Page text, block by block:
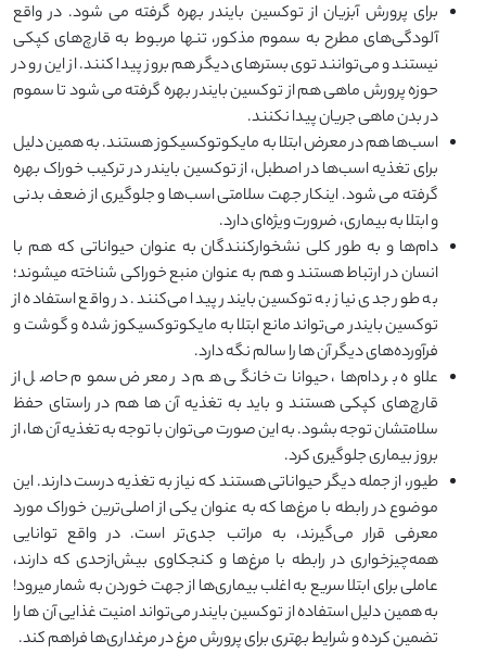
برای پرورش آبزیان از توکسین بایندر بهره گرفته می شود. در واقع
آلودگی‌های مطرح به سموم مذکور، تنها مربوط به قارچ‌های کپکی
نیستند و می‌توانند توی بسترهای دیگر هم بروز پیدا کنند. از این رو در
حوزه پرورش ماهی هم از توکسین بایندر بهره گرفته می شود تا سموم
در بدن ماهی جریان پیدا نکنند.
اسب‌ها هم در معرض ابتلا به مایکوتوکسیکوز هستند. به همین دلیل
برای تغذیه اسب‌ها در اصطبل‌، از توکسین بایندر در ترکیب خوراک بهره
گرفته می شود. اینکار جهت سلامتی اسب‌ها و جلوگیری از ضعف بدنی
و ابتلا به بیماری، ضرورت ویژه‌ای دارد.
دام‌ها و به طور کلی نشخوارکنندگان به عنوان حیواناتی که هم با
انسان در ارتباط هستند و هم به عنوان منبع خوراکی شناخته میشوند؛
به طور جدی نیاز به توکسین بایندر پیدا می‌کنند. در واقع استفاده از
توکسین بایندر می‌تواند مانع ابتلا به مایکوتوکسیکوز شده و گوشت و
فرآورده‌های دیگر آن ها را سالم نگه دارد.
علاوه بر دام‌ها، حیوانات خانگی هم در معرض سموم حاصل از
قارچ‌های کپکی هستند و باید به تغذیه آن ها هم در راستای حفظ
سلامتشان توجه بشود. به این صورت می‌توان با توجه به تغذیه آن ها، از
بروز بیماری جلوگیری کرد.
طیور، از جمله دیگر حیواناتی هستند که نیاز به تغذیه درست دارند. این
موضوع در رابطه با مرغ‌ها که به عنوان یکی از اصلی‌ترین خوراک مورد
معرفی قرار می‌گیرند، به مراتب جدی‌تر است. در واقع توانایی
همه‌چیزخواری در رابطه با مرغ‌ها و کنجکاوی بیش‌ازحدی که دارند،
عاملی برای ابتلا سریع به اغلب بیماری‌ها از جهت خوردن به شمار میرود!
به همین دلیل استفاده از توکسین بایندر می‌تواند امنیت غذایی آن ها را
تضمین کرده و شرایط بهتری برای پرورش مرغ در مرغداری‌ها فراهم کند.